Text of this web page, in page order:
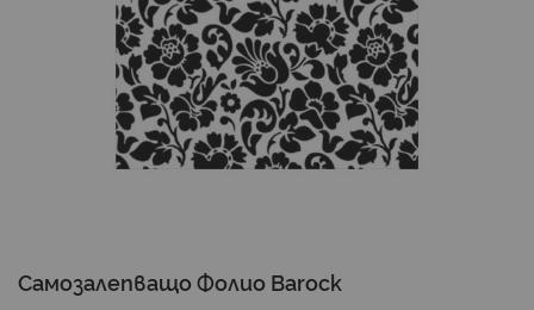
Преминете
Самозалепващо Фолио Barock